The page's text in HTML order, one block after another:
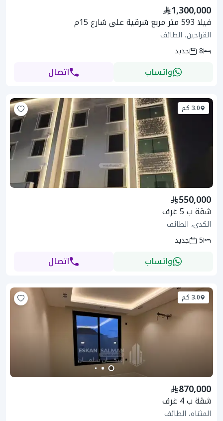
1,300,000
فيلا 593 متر مربع شرقية على شارع 15م
القراحين، الطائف
8
جديد
واتساب اتصال
3.0 كم
550,000
شقة ب 5 غرف
الكدى، الطائف
5
جديد
واتساب اتصال
3.0 كم
870,000
شقة ب 4 غرف
المثناه، الطائف